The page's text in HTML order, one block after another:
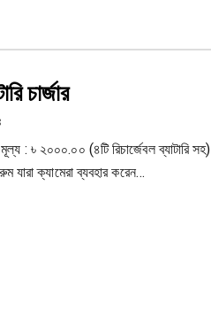
চার্জার
: ৳ ২০০০.০০ (৪টি রিচার্জেবল ব্যাটারি সহ)
ক্যামেরা ব্যবহার করেন…